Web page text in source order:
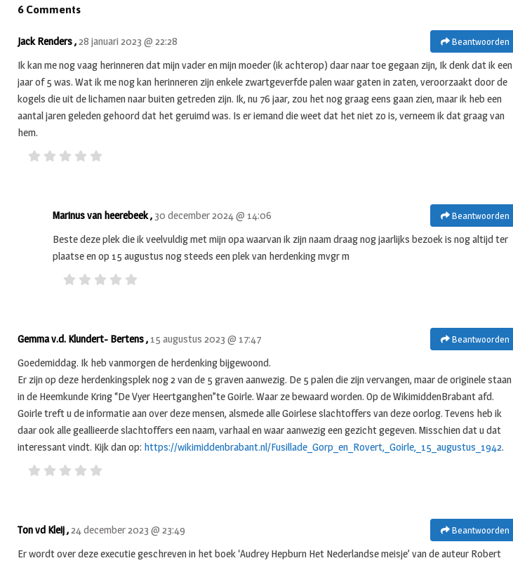
6 Comments
Beantwoorden
Jack Renders ,28 januari 2023 @ 22:28
Ik kan me nog vaag herinneren dat mijn vader en mijn moeder (ik achterop) daar naar toe gegaan zijn, Ik denk dat ik een
jaar of 5 was. Wat ik me nog kan herinneren zijn enkele zwartgeverfde palen waar gaten in zaten, veroorzaakt door de
kogels die uit de lichamen naar buiten getreden zijn. Ik, nu 76 jaar, zou het nog graag eens gaan zien, maar ik heb een
aantal jaren geleden gehoord dat het geruimd was. Is er iemand die weet dat het niet zo is, verneem ik dat graag van
hem.
Beantwoorden
Marinus van heerebeek , 30 december 2024 @ 14:06
Beste deze plek die ik veelvuldig met mijn opa waarvan ik zijn naam draag nog jaarlijks bezoek is nog altijd ter
plaatse en op 15 augustus nog steeds een plek van herdenking mvgr m
Beantwoorden
Gemma v.d. Klundert- Bertens , 15 augustus 2023 @ 17:47
Goedemiddag. Ik heb vanmorgen de herdenking bijgewoond.
Er zijn op deze herdenkingsplek nog 2 van de 5 graven aanwezig. De 5 palen die zijn vervangen, maar de originele staan
in de Heemkunde Kring “De Vyer Heertganghen”te Goirle. Waar ze bewaard worden. Op de WikimiddenBrabant afd.
Goirle treft u de informatie aan over deze mensen, alsmede alle Goirlese slachtoffers van deze oorlog. Tevens heb ik
daar ook alle geallieerde slachtoffers een naam, varhaal en waar aanwezig een gezicht gegeven. Misschien dat u dat
interessant vindt. Kijk dan op: https://wikimiddenbrabant.nl/Fusillade_Gorp_en_Rovert,_Goirle,_15_augustus_1942.
Beantwoorden
Ton vd Kleij ,24 december 2023 @ 23:49
Er wordt over deze executie geschreven in het boek ‘Audrey Hepburn Het Nederlandse meisje’ van de auteur Robert